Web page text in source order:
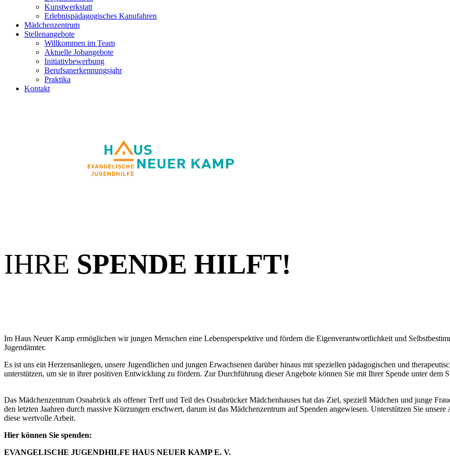
Kunstwerkstatt
Erlebnispädagogisches Kanufahren
Mädchenzentrum
Stellenangebote
Willkommen im Team
Aktuelle Jobangebote
Initiativbewerbung
Berufsanerkennungsjahr
Praktika
Kontakt
IHRE SPENDE HILFT!
Im Haus Neuer Kamp ermöglichen wir jungen Menschen eine Lebensperspektive und fördern die Eigenverantwortlichkeit und
Jugendämter.
Es ist uns ein Herzensanliegen, unsere Jugendlichen und jungen Erwachsenen darüber hinaus mit speziellen pädagogischen und
unterstützen, um sie in ihrer positiven Entwicklung zu fördern. Zur Durchführung dieser Angebote können Sie mit Ihrer Spende unter dem
Das Mädchenzentrum Osnabrück als offener Treff und Teil des Osnabrücker Mädchenhauses hat das Ziel, speziell Mädchen und junge
den letzten Jaahren durch massive Kürzungen erschwert, darum ist das Mädchenzentrum auf Spenden angewiesen. Unterstützen Sie
diese wertvolle Arbeit.
Hier können Sie spenden:
EVANGELISCHE JUGENDHILFE HAUS NEUER KAMP E. V.